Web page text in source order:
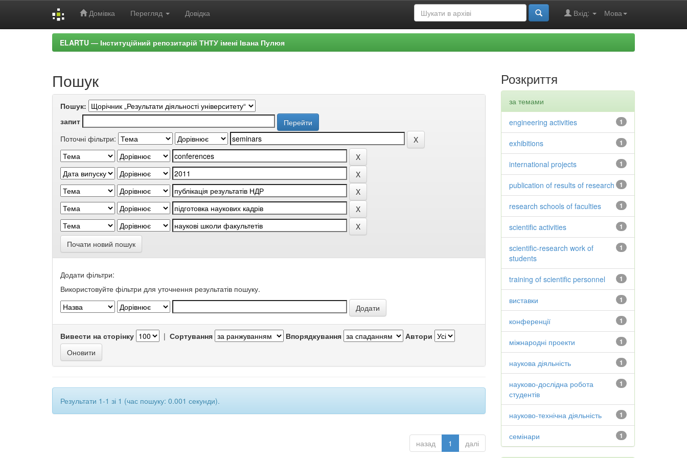
Домівка Перегляд Довідка Мова
Вхід:
ELARTU — Інституційний репозитарій ТНТУ імені Івана Пулюя
Пошук
Пошук:
запит
Поточні фільтри:
Почати новий пошук
Додати фільтри:
Використовуйте фільтри для уточнення результатів пошуку.
Вивести на сторінку | Сортування Впорядкування Автори
Результати 1-1 зі 1 (час пошуку: 0.001 секунди).
назад 1 далі
Розкриття
за темами
1
engineering activities
1
exhibitions
1
international projects
1
publication of results of research
1
research schools of faculties
1
scientific activities
1
scientific-research work of
students
1
training of scientific personnel
1
виставки
1
конференції
1
міжнародні проекти
1
наукова діяльність
1
науково-дослідна робота
студентів
1
науково-технічна діяльність
1
семінари